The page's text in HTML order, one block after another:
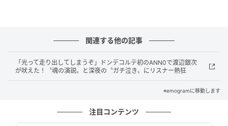
レッサーパンダなのに濡れるのが好き？生粋
の「雨男」
嫌がる動物です。しかし、モッチーは違います。
関連する他の記事
「光って走り出してしまうぞ」ドンデコルテ初のANN0で渡辺銀次
が吠えた！〝魂の演説〟と深夜の〝ガチ泣き〟にリスナー熱狂
※emogramに移動します
注目コンテンツ